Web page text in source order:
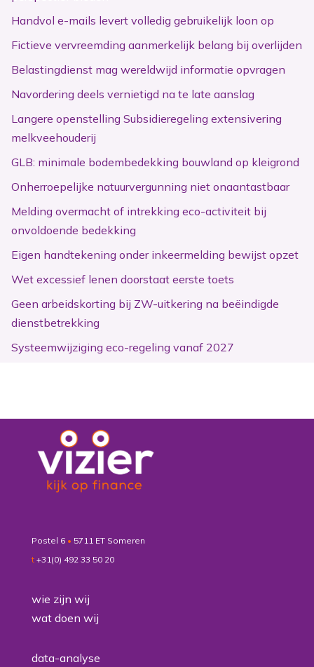
Handvol e-mails levert volledig gebruikelijk loon op
Fictieve vervreemding aanmerkelijk belang bij overlijden
Belastingdienst mag wereldwijd informatie opvragen
Navordering deels vernietigd na te late aanslag
Langere openstelling Subsidieregeling extensivering
melkveehouderij
GLB: minimale bodembedekking bouwland op kleigrond
Onherroepelijke natuurvergunning niet onaantastbaar
Melding overmacht of intrekking eco-activiteit bij
onvoldoende bedekking
Eigen handtekening onder inkeermelding bewijst opzet
Wet excessief lenen doorstaat eerste toets
Geen arbeidskorting bij ZW-uitkering na beëindigde
dienstbetrekking
Systeemwijziging eco-regeling vanaf 2027
Postel 6 • 5711 ET Someren
t +31(0) 492 33 50 20
wie zijn wij
wat doen wij
data-analyse